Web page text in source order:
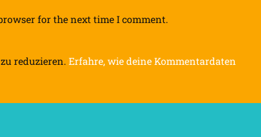
for the next time I comment.
reduzieren. Erfahre, wie deine Kommentardaten